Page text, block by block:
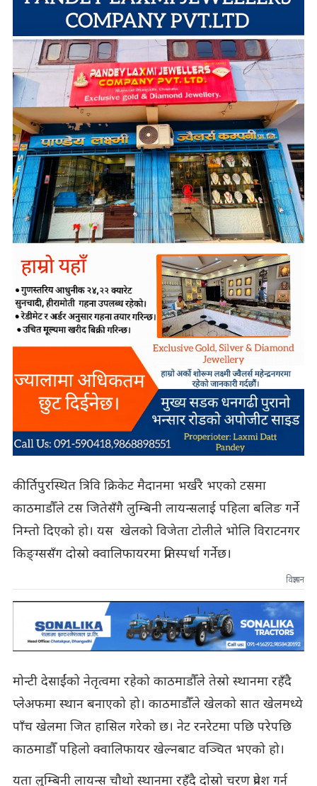
कीर्तिपुरस्थित त्रिवि क्रिकेट मैदानमा भर्खरै भएको टसमा
काठमाडौँले टस जितेसँगै लुम्बिनी लायन्सलाई पहिला बलिङ गर्ने
निम्तो दिएको हो। यस खेलको विजेता टोलीले भोलि विराटनगर
किङ्ग्ससँग दोस्रो क्वालिफायरमा प्रतिस्पर्धा गर्नेछ।
विज्ञापन
मोन्टी देसाईंको नेतृत्वमा रहेको काठमाडौँले तेस्रो स्थानमा रहँदै
प्लेअफमा स्थान बनाएको हो। काठमाडौँले खेलको सात खेलमध्ये
पाँच खेलमा जित हासिल गरेको छ। नेट रनरेटमा पछि परेपछि
काठमाडौँ पहिलो क्वालिफायर खेल्नबाट वञ्चित भएको हो।
यता लुम्बिनी लायन्स चौथो स्थानमा रहँदै दोस्रो चरण प्रवेश गर्न